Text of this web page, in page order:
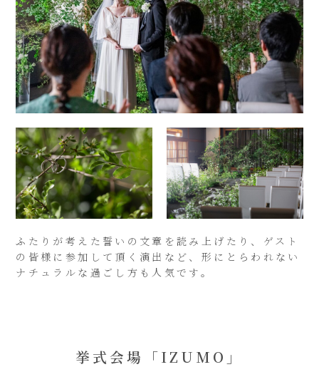
ふたりが考えた誓いの文章を読み上げたり、ゲスト
の皆様に参加して頂く演出など、形にとらわれない
ナチュラルな過ごし方も人気です。
挙式会場「IZUMO」